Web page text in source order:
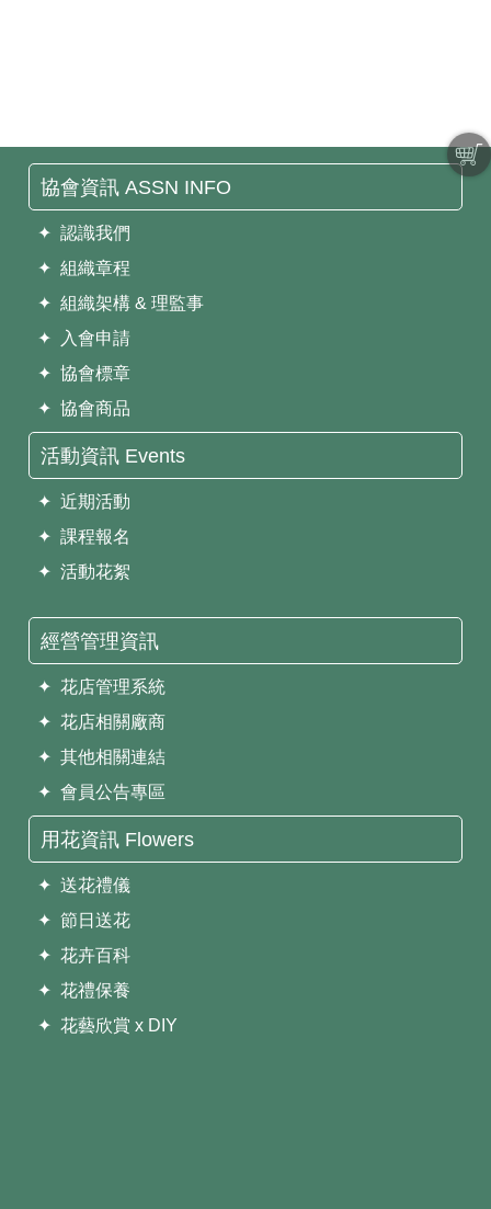
協會資訊 ASSN INFO
✦ 認識我們
✦ 組織章程
✦ 組織架構 & 理監事
✦ 入會申請
✦ 協會標章
✦ 協會商品
活動資訊 Events
✦ 近期活動
✦ 課程報名
✦ 活動花絮
經營管理資訊
✦ 花店管理系統
✦ 花店相關廠商
✦ 其他相關連結
✦ 會員公告專區
用花資訊 Flowers
✦ 送花禮儀
✦ 節日送花
✦ 花卉百科
✦ 花禮保養
✦ 花藝欣賞 x DIY